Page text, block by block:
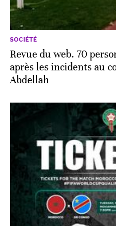
SOCIÉTÉ
Revue du web. 70
après les incidents au
Abdellah